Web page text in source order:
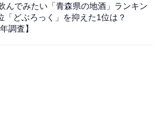
んでみたい「青森県の地酒」ランキン
「どぶろっく」を抑えた1位は？
調査】